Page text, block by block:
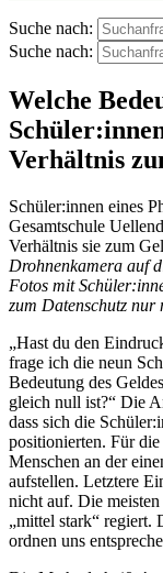
Suche nach:
Suche nach:
Welche
Verhältnis
Schüler:innen eines
Gesamtschule
Verhältnis sie zum
Drohnenkamera auf
Fotos mit
zum Datenschutz
„Hast du den
frage ich die neun
Bedeutung des
gleich null ist?“ Die
dass sich die
positionierten. Für
Menschen an der
aufstellen. Letztere
nicht auf. Die
„mittel stark“ regiert.
ordnen uns